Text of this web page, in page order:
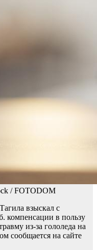
/ FOTODOM
взыскал c
компенсации в пользу
из-за гололеда на
сообщается на сайте